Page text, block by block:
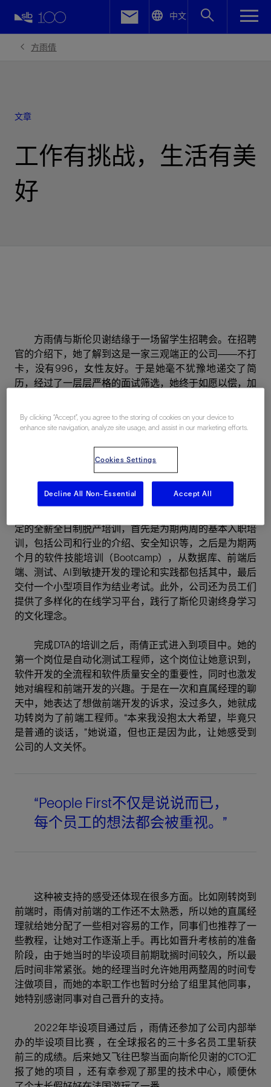
中文
方雨倩
文章
工作有挑战，生活有美
好
方雨倩与斯伦贝谢结缘于一场留学生招聘会。在招聘
官的介绍下，她了解到这是一家三观端正的公司——不打
卡，没有996，女性友好。于是她毫不犹豫地递交了简
历，经过了一层层严格的面试筛选，她终于如愿以偿，加
（BGC - Beijing Geoscience Center）。
的办公空间，直属经理就坐在她旁边，没有上下级区别，
同事们也都很友善。公司还贴心地为大家提供免费早餐和
时令水果。一开始她还有些忐忑，怕所学知识满足不了工
作需求，但数字人才学院（DTA - Digital Talent
定的全薪全日制脱产培训，首先是为期两周的基本入职培
训，包括公司和行业的介绍、安全知识等，之后是为期两
个月的软件技能培训（Bootcamp），从数据库、前端后
端、测试、AI到敏捷开发的理论和实践都包括其中，最后
交付一个小型项目作为结业考试。此外，公司还为员工们
提供了多样化的在线学习平台，践行了斯伦贝谢终身学习
的文化理念。
完成DTA的培训之后，雨倩正式进入到项目中。她的
第一个岗位是自动化测试工程师，这个岗位让她意识到，
软件开发的全流程和软件质量安全的重要性，同时也激发
她对编程和前端开发的兴趣。于是在一次和直属经理的聊
天中，她表达了想做前端开发的诉求，没过多久，她就成
功转岗为了前端工程师。“本来我没抱太大希望，毕竟只
是普通的谈话，”她说道，但也正是因为此，让她感受到
公司的人文关怀。
“People First不仅是说说而已，
每个员工的想法都会被重视。”
这种被支持的感受还体现在很多方面。比如刚转岗到
前端时，雨倩对前端的工作还不太熟悉，所以她的直属经
理就给她分配了一些相对容易的工作，同事们也推荐了一
些教程，让她对工作逐渐上手。再比如晋升考核前的准备
阶段，由于她当时的毕设项目前期耽搁时间较久，所以最
后时间非常紧张。她的经理当时允许她用两整周的时间专
注做项目，而她的本职工作也暂时分给了组里其他同事，
她特别感谢同事对自己晋升的支持。
2022年毕设项目通过后 ，雨倩还参加了公司内部举
办的毕设项目比赛 ，在全球报名的三十多名员工里斩获
前三的成绩。后来她又飞往巴黎当面向斯伦贝谢的CTO汇
报了她的项目 ，还有幸参观了那里的技术中心，顺便休
Facebook
By clicking “Accept”, you agree to the storing of cookies on your device to
enhance site navigation, analyze site usage, and assist in our marketing efforts.
Cookies Settings
Decline All Non-Essential Accept All